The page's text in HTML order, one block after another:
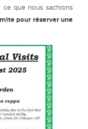
ce que nous sachions
pour réserver une